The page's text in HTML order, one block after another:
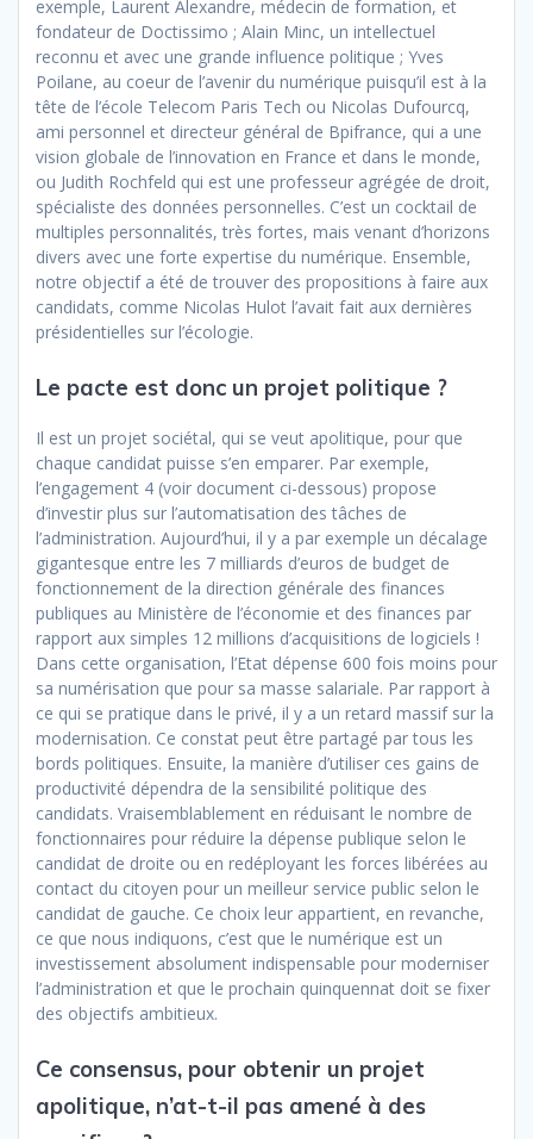
exemple, Laurent Alexandre, médecin de formation, et
fondateur de Doctissimo ; Alain Minc, un intellectuel
reconnu et avec une grande influence politique ; Yves
Poilane, au coeur de l’avenir du numérique puisqu’il est à la
tête de l’école Telecom Paris Tech ou Nicolas Dufourcq,
ami personnel et directeur général de Bpifrance, qui a une
vision globale de l’innovation en France et dans le monde,
ou Judith Rochfeld qui est une professeur agrégée de droit,
spécialiste des données personnelles. C’est un cocktail de
multiples personnalités, très fortes, mais venant d’horizons
divers avec une forte expertise du numérique. Ensemble,
notre objectif a été de trouver des propositions à faire aux
candidats, comme Nicolas Hulot l’avait fait aux dernières
présidentielles sur l’écologie.
Le pacte est donc un projet politique ?
Il est un projet sociétal, qui se veut apolitique, pour que
chaque candidat puisse s’en emparer. Par exemple,
l’engagement 4 (voir document ci-dessous) propose
d’investir plus sur l’automatisation des tâches de
l’administration. Aujourd’hui, il y a par exemple un décalage
gigantesque entre les 7 milliards d’euros de budget de
fonctionnement de la direction générale des finances
publiques au Ministère de l’économie et des finances par
rapport aux simples 12 millions d’acquisitions de logiciels !
Dans cette organisation, l’Etat dépense 600 fois moins pour
sa numérisation que pour sa masse salariale. Par rapport à
ce qui se pratique dans le privé, il y a un retard massif sur la
modernisation. Ce constat peut être partagé par tous les
bords politiques. Ensuite, la manière d’utiliser ces gains de
productivité dépendra de la sensibilité politique des
candidats. Vraisemblablement en réduisant le nombre de
fonctionnaires pour réduire la dépense publique selon le
candidat de droite ou en redéployant les forces libérées au
contact du citoyen pour un meilleur service public selon le
candidat de gauche. Ce choix leur appartient, en revanche,
ce que nous indiquons, c’est que le numérique est un
investissement absolument indispensable pour moderniser
l’administration et que le prochain quinquennat doit se fixer
des objectifs ambitieux.
Ce consensus, pour obtenir un projet
apolitique, n’at-t-il pas amené à des